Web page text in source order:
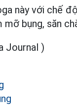
này với chế
mỡ bụng, săn
Journal )